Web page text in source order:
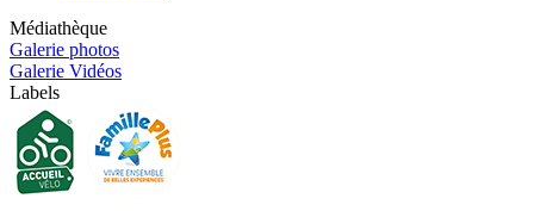
Médiathèque
Galerie photos
Galerie Vidéos
Labels